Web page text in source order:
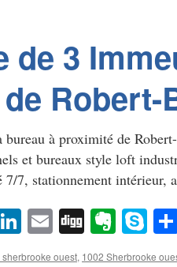
de 3
Robert-
à proximité de
et bureaux style loft
7/7, stationnement intérieur,
LinkedIn
EmailDigg
sherbrooke ouest, 1002 Sherbrooke